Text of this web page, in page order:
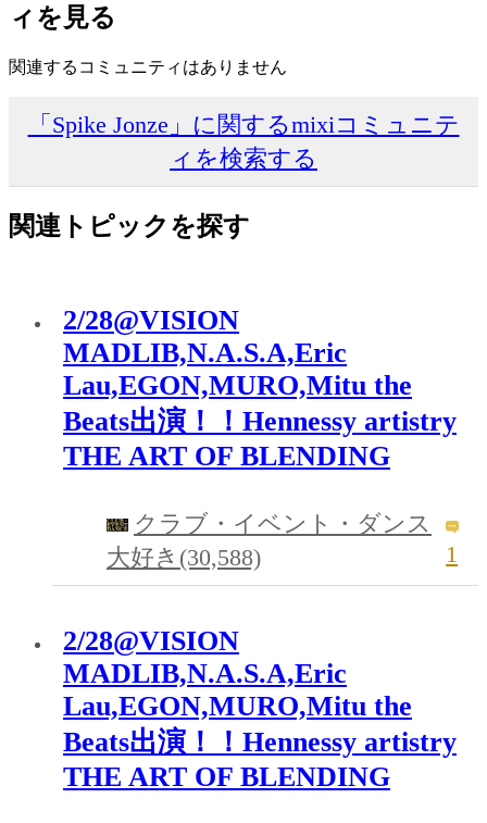
ィを見る
関連するコミュニティはありません
「Spike Jonze」に関するmixiコミュニテ
ィを検索する
関連トピックを探す
2/28@VISION
MADLIB,N.A.S.A,Eric
Lau,EGON,MURO,Mitu the
Beats出演！！Hennessy artistry
THE ART OF BLENDING
クラブ・イベント・ダンス
大好き(30,588)
1
2/28@VISION
MADLIB,N.A.S.A,Eric
Lau,EGON,MURO,Mitu the
Beats出演！！Hennessy artistry
THE ART OF BLENDING